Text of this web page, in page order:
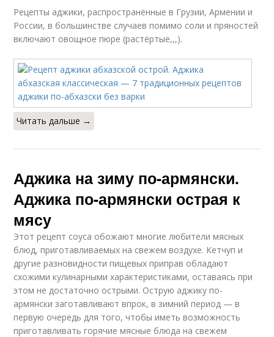
Рецепты аджики, распространённые в Грузии, Армении и
России, в большинстве случаев помимо соли и пряностей
включают овощное пюре (растёртые,,,).
Читать дальше →
Аджика на зиму по-армянски.
Аджика по-армянски острая к
мясу
Этот рецепт соуса обожают многие любители мясных
блюд, приготавливаемых на свежем воздухе. Кетчуп и
другие разновидности пищевых приправ обладают
схожими кулинарными характеристиками, оставаясь при
этом не достаточно острыми. Острую аджику по-
армянски заготавливают впрок, в зимний период — в
первую очередь для того, чтобы иметь возможность
приготавливать горячие мясные блюда на свежем